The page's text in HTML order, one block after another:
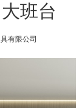
班台
有限公司